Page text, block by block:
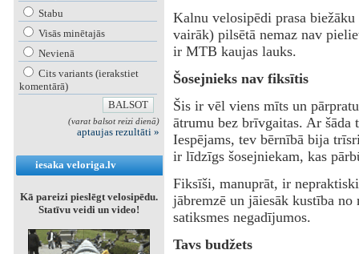
Stabu
Visās minētajās
Nevienā
Cits variants (ierakstiet
komentārā)
(varat balsot reizi dienā)
aptaujas rezultāti »
iesaka veloriga.lv
Kā pareizi pieslēgt velosipēdu.
Statīvu veidi un video!
‌Kalnu velosipēdi prasa
vairāk) pilsētā nemaz nav
ir MTB kaujas lauks.
Šosejnieks nav fiksītis
Šis ir vēl viens mīts un
ātrumu bez brīvgaitas. Ar
Iespējams, tev bērnībā bija
ir līdzīgs šosejniekam, kas
‌Fiksīši, manuprāt, ir
jābremzē un jāiesāk kustība
satiksmes negadījumos.
Tavs budžets